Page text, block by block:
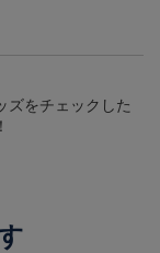
ズをチェックした